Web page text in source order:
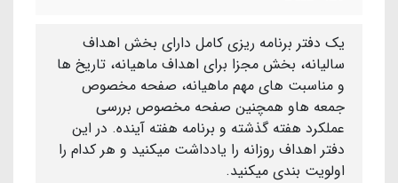
یک دفتر برنامه ریزی کامل دارای بخش اهداف
سالیانه، بخش مجزا برای اهداف ماهیانه، تاریخ ها
و مناسبت های مهم ماهیانه، صفحه مخصوص
جمعه هاو همچنین صفحه مخصوص بررسی
عملکرد هفته گذشته و برنامه هفته آینده. در این
دفتر اهداف روزانه را یادداشت میکنید و هر کدام را
اولویت بندی میکنید.